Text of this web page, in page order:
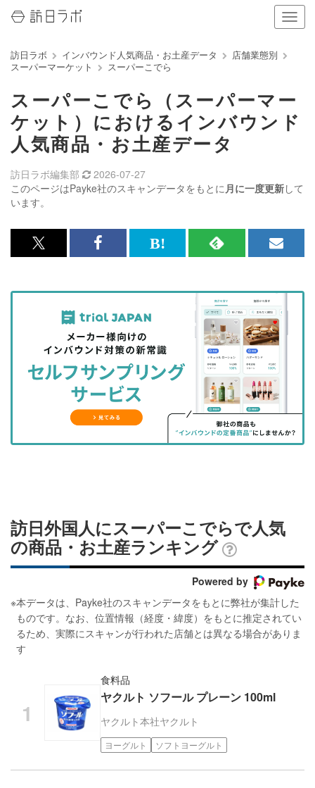
ナ
ビ
ン
の
表
り
る
訪日ラボ インバウンド人気商品・お土産データ
店舗業態別
スーパーマーケット
スーパーこでら
スーパーこでら（スーパーマー
ケット）におけるインバウンド
人気商品・お土産データ
このページはPayke社のスキャンデータをもとに月に一度更新して
います。
訪日ラボ編集部 2026-07-27
x<br>
記
を
シ
ェ
る
Facebook<br>
記
事
を
シ
ェ
ア
す
る
は
な
ッ
ク
マ
に
RSS
記
事
を
購
読
す
る
メ
マ
ガ
登
録
す
る
訪日外国人にスーパーこでらで人気
の商品・お土産ランキング
Powered by
※本データは、Payke社のスキャンデータをもとに弊社が集計した
ものです。なお、位置情報（経度・緯度）をもとに推定されてい
るため、実際にスキャンが行われた店舗とは異なる場合がありま
す
食料品
ヤクルト ソフール プレーン 100ml
ヤクルト本社ヤクルト
ヨーグルト ソフトヨーグルト